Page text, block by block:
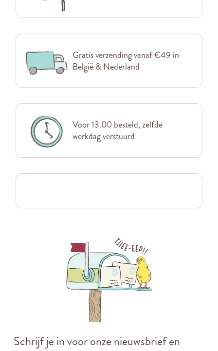
Gratis verzending vanaf €49 in
België & Nederland
Voor 13.00 besteld, zelfde
werkdag verstuurd
Schrijf je in voor onze nieuwsbrief en